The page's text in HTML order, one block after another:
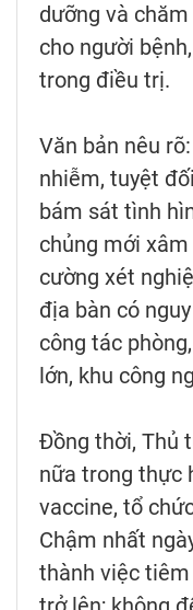
dưỡng và
cho người
trong điều trị.
Văn bản nêu
nhiễm, tuyệt
bám sát tình
chủng mới
cường xét
địa bàn có
công tác
lớn, khu công
Đồng thời, Thủ
nữa trong thực
vaccine, tổ
Chậm nhất
thành việc